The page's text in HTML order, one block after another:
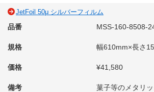
JetFoil 50μ シルバーフィルム
品番 MSS-160-8508-
規格 幅610mm×長さ
価格 ¥41,580
備考 菓子等のメタリ